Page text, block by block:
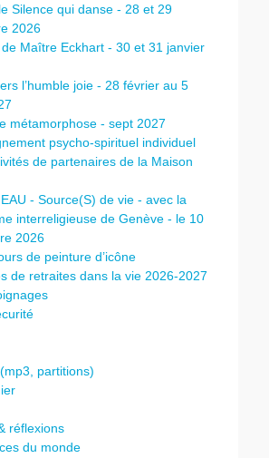
Silence qui danse - 28 et 29
2026
de Maître Eckhart - 30 et 31 janvier
l’humble joie - 28 février au 5
métamorphose - sept 2027
psycho-spirituel individuel
de partenaires de la Maison
- Source(S) de vie - avec la
interreligieuse de Genève - le 10
2026
de peinture d’icône
de retraites dans la vie 2026-2027
partitions)
réflexions
du monde